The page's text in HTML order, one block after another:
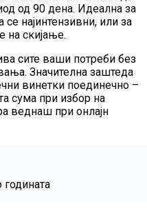
од 90 дена. Идеална за
се најинтензивни, или за
на скијање.
сите ваши потреби без
Значителна заштеда
винетки поединечно –
сума при избор на
веднаш при онлајн